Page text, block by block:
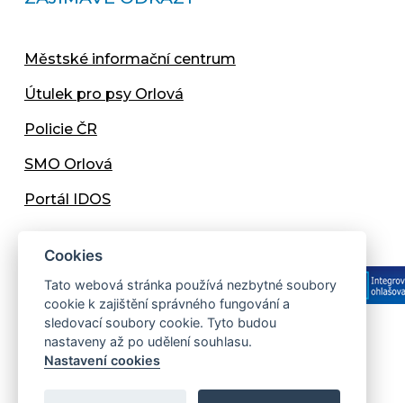
Městské informační centrum
Útulek pro psy Orlová
Policie ČR
SMO Orlová
Portál IDOS
Copyright © 2013 - 2026 Městský úřad Orlová
Cookies
Tato webová stránka používá nezbytné soubory
cookie k zajištění správného fungování a
sledovací soubory cookie. Tyto budou
nastaveny až po udělení souhlasu.
Nastavení cookies